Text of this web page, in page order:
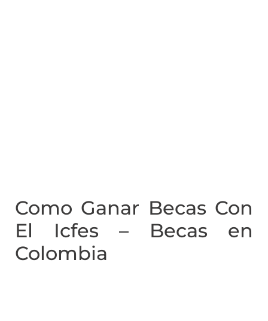
Como Ganar Becas Con
El Icfes – Becas en
Colombia